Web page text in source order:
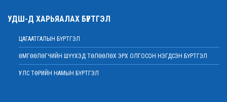
Дээд шүүхийн нийт шүүгчийн хуралдаан болно
МЭНДЧИЛГЭЭ
2022 оны 02 сарын 01
Дээд шүүхийн Тамгын газрын ажилтнуудын 82 хувь нь ХАСХОМ мэдүүлээд
УДШ-Д ХАРЬЯАЛАХ БҮРТГЭЛ
ЦАГААТГАЛЫН БҮРТГЭЛ
ӨМГӨӨЛӨГЧИЙН ШҮҮХЭД ТӨЛӨӨЛӨХ ЭРХ ОЛГОСОН НЭГДСЭН БҮРТГЭЛ
УЛС ТӨРИЙН НАМЫН БҮРТГЭЛ